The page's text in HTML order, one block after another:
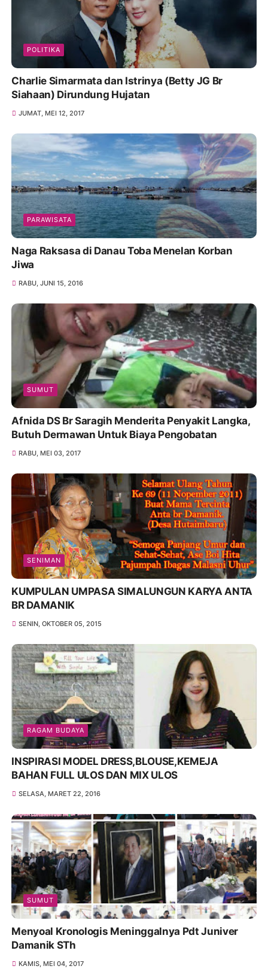
POLITIKA
Charlie Simarmata dan Istrinya (Betty JG Br
Siahaan) Dirundung Hujatan
JUMAT, MEI 12, 2017
PARAWISATA
Naga Raksasa di Danau Toba Menelan Korban
Jiwa
RABU, JUNI 15, 2016
SUMUT
Afnida DS Br Saragih Menderita Penyakit Langka,
Butuh Dermawan Untuk Biaya Pengobatan
RABU, MEI 03, 2017
SENIMAN
KUMPULAN UMPASA SIMALUNGUN KARYA ANTA
BR DAMANIK
SENIN, OKTOBER 05, 2015
RAGAM BUDAYA
INSPIRASI MODEL DRESS,BLOUSE,KEMEJA
BAHAN FULL ULOS DAN MIX ULOS
SELASA, MARET 22, 2016
SUMUT
Menyoal Kronologis Meninggalnya Pdt Juniver
Damanik STh
KAMIS, MEI 04, 2017